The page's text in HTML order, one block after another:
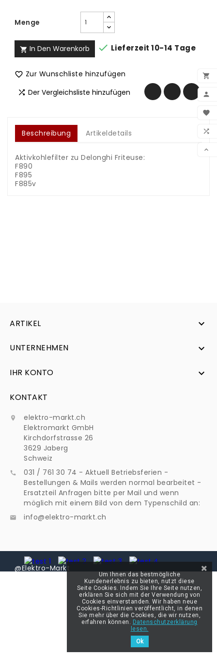





Menge
 In Den Warenkorb  Lieferzeit 10-14 Tage
 Zur Wunschliste hinzufügen
 Der Vergleichsliste hinzufügen
Beschreibung Artikeldetails
Aktivkohlefilter zu Delonghi Friteuse:
F890
F895
F885v
ARTIKEL 
UNTERNEHMEN 
IHR KONTO 
KONTAKT

elektro-markt.ch
Elektromarkt GmbH
Kirchdorfstrasse 26
3629 Jaberg
Schweiz

031 / 761 30 74 - Aktuell Betriebsferien -
Bestellungen & Mails werden normal bearbeitet -
Ersatzteil Anfragen bitte per Mail und wenn
möglich mit einem Bild von dem Typenschild an:
 info@elektro-markt.ch
@Elektro-Markt
Um Ihnen das bestmögliche
Kundenerlebnis zu bieten, nutzt diese
Seite Cookies. Indem Sie Ihre Seite nutzen,
erklären Sie sich mit der Verwendung von
Cookies einverstanden. Wir haben neue
Cookies-Richtlinien veröffentlicht, in denen
Sie mehr über die Cookies, die wir nutzen,
erfahren können. Datenschutzerklärung
lesen.
Ok